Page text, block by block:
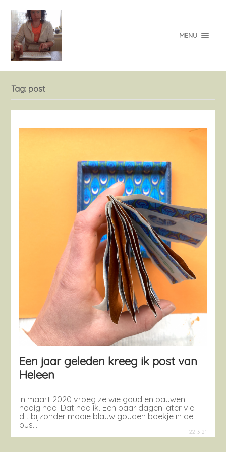
MENU
Tag: post
Een jaar geleden kreeg ik post van
Heleen
In maart 2020 vroeg ze wie goud en pauwen
nodig had. Dat had ik. Een paar dagen later viel
dit bijzonder mooie blauw gouden boekje in de
bus….
22-3-21